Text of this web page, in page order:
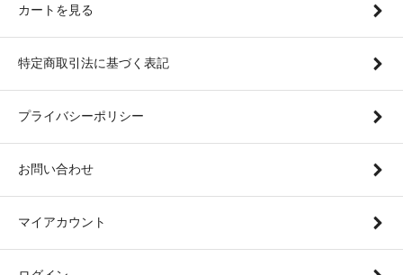
カートを見る
特定商取引法に基づく表記
プライバシーポリシー
お問い合わせ
マイアカウント